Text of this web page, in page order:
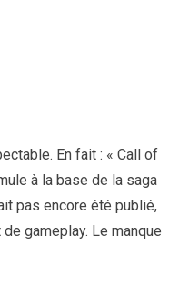
En fait : « Call of
à la base de la saga
pas encore été publié,
gameplay. Le manque